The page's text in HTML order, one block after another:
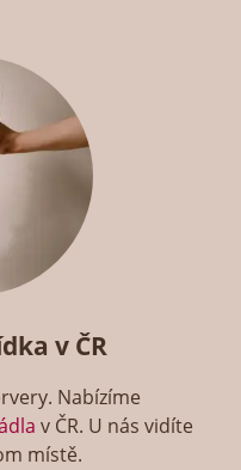
v ČR
Nabízíme
v ČR. U nás vidíte
místě.